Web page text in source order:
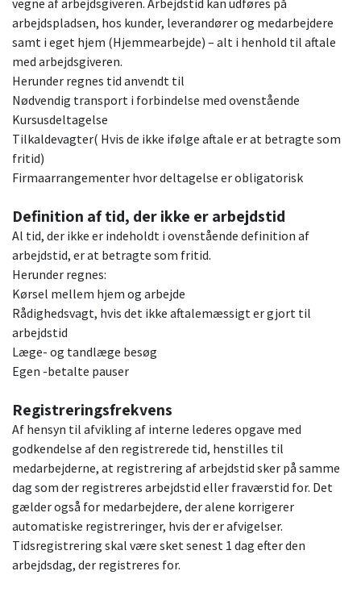
vegne af arbejdsgiveren. Arbejdstid kan udføres på
arbejdspladsen, hos kunder, leverandører og medarbejdere
samt i eget hjem (Hjemmearbejde) – alt i henhold til aftale
med arbejdsgiveren.
Herunder regnes tid anvendt til
Nødvendig transport i forbindelse med ovenstående
Kursusdeltagelse
Tilkaldevagter( Hvis de ikke ifølge aftale er at betragte som
fritid)
Firmaarrangementer hvor deltagelse er obligatorisk
Definition af tid, der ikke er arbejdstid
Al tid, der ikke er indeholdt i ovenstående definition af
arbejdstid, er at betragte som fritid.
Herunder regnes:
Kørsel mellem hjem og arbejde
Rådighedsvagt, hvis det ikke aftalemæssigt er gjort til
arbejdstid
Læge- og tandlæge besøg
Egen -betalte pauser
Registreringsfrekvens
Af hensyn til afvikling af interne lederes opgave med
godkendelse af den registrerede tid, henstilles til
medarbejderne, at registrering af arbejdstid sker på samme
dag som der registreres arbejdstid eller fraværstid for. Det
gælder også for medarbejdere, der alene korrigerer
automatiske registreringer, hvis der er afvigelser.
Tidsregistrering skal være sket senest 1 dag efter den
arbejdsdag, der registreres for.